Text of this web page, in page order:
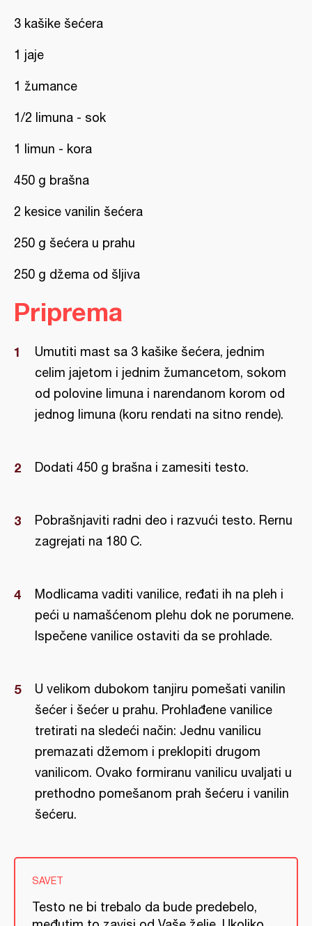
3 kašike šećera
1 jaje
1 žumance
1/2 limuna - sok
1 limun - kora
450 g brašna
2 kesice vanilin šećera
250 g šećera u prahu
250 g džema od šljiva
Priprema
Umutiti mast sa 3 kašike šećera, jednim
celim jajetom i jednim žumancetom, sokom
od polovine limuna i narendanom korom od
jednog limuna (koru rendati na sitno rende).
Dodati 450 g brašna i zamesiti testo.
Pobrašnjaviti radni deo i razvući testo. Rernu
zagrejati na 180 C.
Modlicama vaditi vanilice, ređati ih na pleh i
peći u namašćenom plehu dok ne porumene.
Ispečene vanilice ostaviti da se prohlade.
U velikom dubokom tanjiru pomešati vanilin
šećer i šećer u prahu. Prohlađene vanilice
tretirati na sledeći način: Jednu vanilicu
premazati džemom i preklopiti drugom
vanilicom. Ovako formiranu vanilicu uvaljati u
prethodno pomešanom prah šećeru i vanilin
šećeru.
SAVET
Testo ne bi trebalo da bude predebelo,